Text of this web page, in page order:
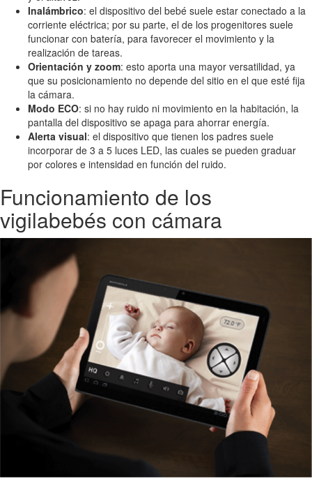
Inalámbrico: el dispositivo del bebé suele estar conectado a la
corriente eléctrica; por su parte, el de los progenitores suele
funcionar con batería, para favorecer el movimiento y la
realización de tareas.
Orientación y zoom: esto aporta una mayor versatilidad, ya
que su posicionamiento no depende del sitio en el que esté fija
la cámara.
Modo ECO: si no hay ruido ni movimiento en la habitación, la
pantalla del dispositivo se apaga para ahorrar energía.
Alerta visual: el dispositivo que tienen los padres suele
incorporar de 3 a 5 luces LED, las cuales se pueden graduar
por colores e intensidad en función del ruido.
Funcionamiento de los
vigilabebés con cámara